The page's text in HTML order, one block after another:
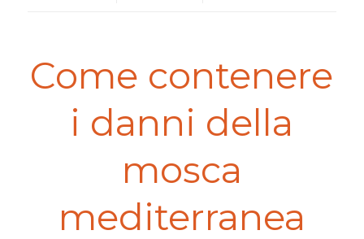
Come contenere
i danni della
mosca
mediterranea